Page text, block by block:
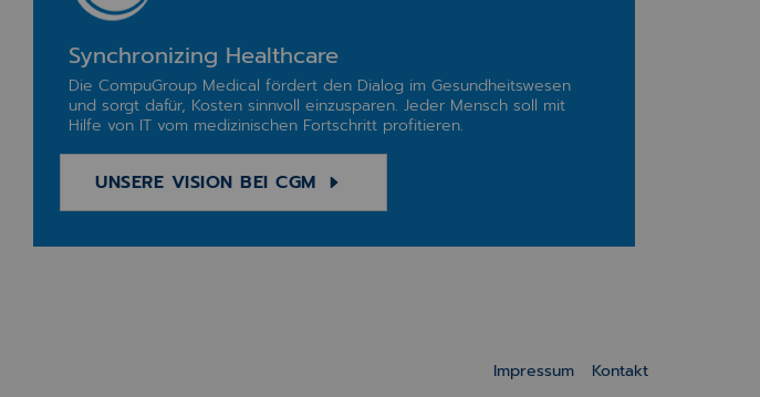
Synchronizing Healthcare
Die CompuGroup Medical fördert den Dialog im Gesundheitswesen
und sorgt dafür, Kosten sinnvoll einzusparen. Jeder Mensch soll mit
Hilfe von IT vom medizinischen Fortschritt profitieren.
UNSERE VISION BEI CGM
Impressum Kontakt